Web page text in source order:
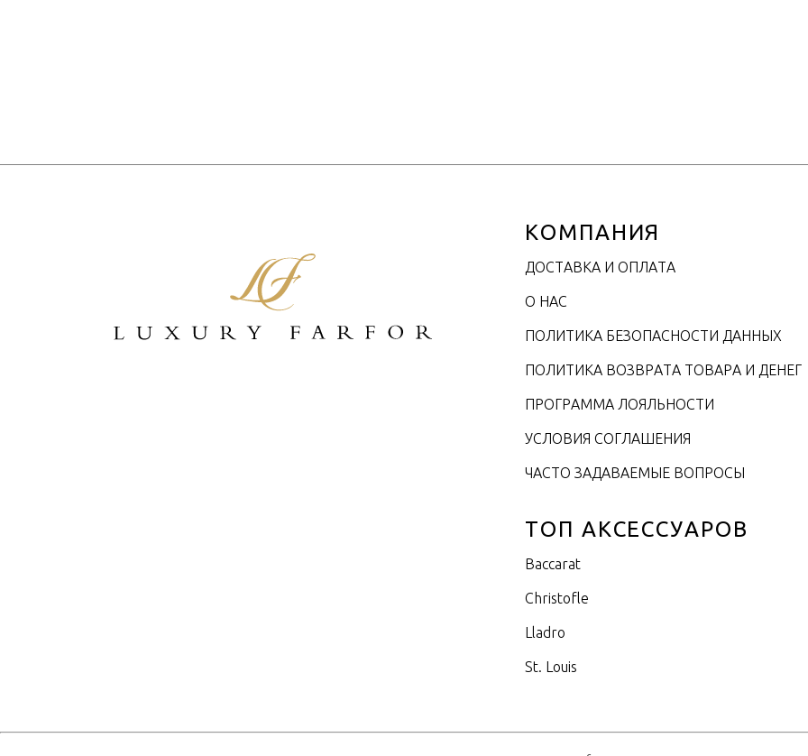
КОМПАНИЯ
ДОСТАВКА И ОПЛАТА
О НАС
ПОЛИТИКА БЕЗОПАСНОСТИ ДАННЫХ
ПОЛИТИКА ВОЗВРАТА ТОВАРА И ДЕНЕГ
ПРОГРАММА ЛОЯЛЬНОСТИ
УСЛОВИЯ СОГЛАШЕНИЯ
ЧАСТО ЗАДАВАЕМЫЕ ВОПРОСЫ
ТОП АКСЕССУАРОВ
Baccarat
Christofle
Lladro
St. Louis